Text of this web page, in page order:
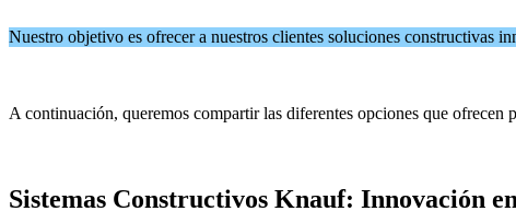
Nuestro objetivo es ofrecer a nuestros clientes soluciones constructivas
A continuación, queremos compartir las diferentes opciones que
Sistemas Constructivos Knauf: Innovación